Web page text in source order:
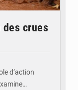
des crues
d’action